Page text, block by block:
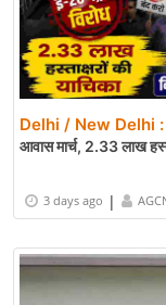
Delhi / New Delhi :
आवास मार्च, 2.33 लाख
3 days ago |